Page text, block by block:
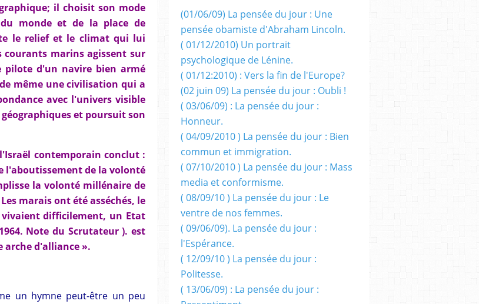
il choisit son mode
monde et de la place de
le relief et le climat qui lui
marins agissent sur
d'un navire bien armé
même une civilisation qui a
avec l'univers visible
et poursuit son
contemporain conclut :
l'aboutissement de la volonté
la volonté millénaire de
marais ont été asséchés, le
difficilement, un Etat
Note du Scrutateur ). est
arche d'alliance ».
un hymne peut-être un peu
(01/06/09) La pensée du jour : Une
pensée obamiste d'Abraham Lincoln.
( 01/12/2010) Un portrait
psychologique de Lénine.
( 01/12:2010) : Vers la fin de l'Europe?
(02 juin 09) La pensée du jour : Oubli !
( 03/06/09) : La pensée du jour :
Honneur.
( 04/09/2010 ) La pensée du jour : Bien
commun et immigration.
( 07/10/2010 ) La pensée du jour : Mass
media et conformisme.
( 08/09/10 ) La pensée du jour : Le
ventre de nos femmes.
( 09/06/09). La pensée du jour :
l'Espérance.
( 12/09/10 ) La pensée du jour :
Politesse.
( 13/06/09) : La pensée du jour :